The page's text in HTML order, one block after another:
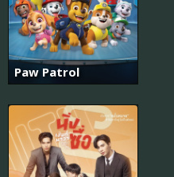
Paw Patrol